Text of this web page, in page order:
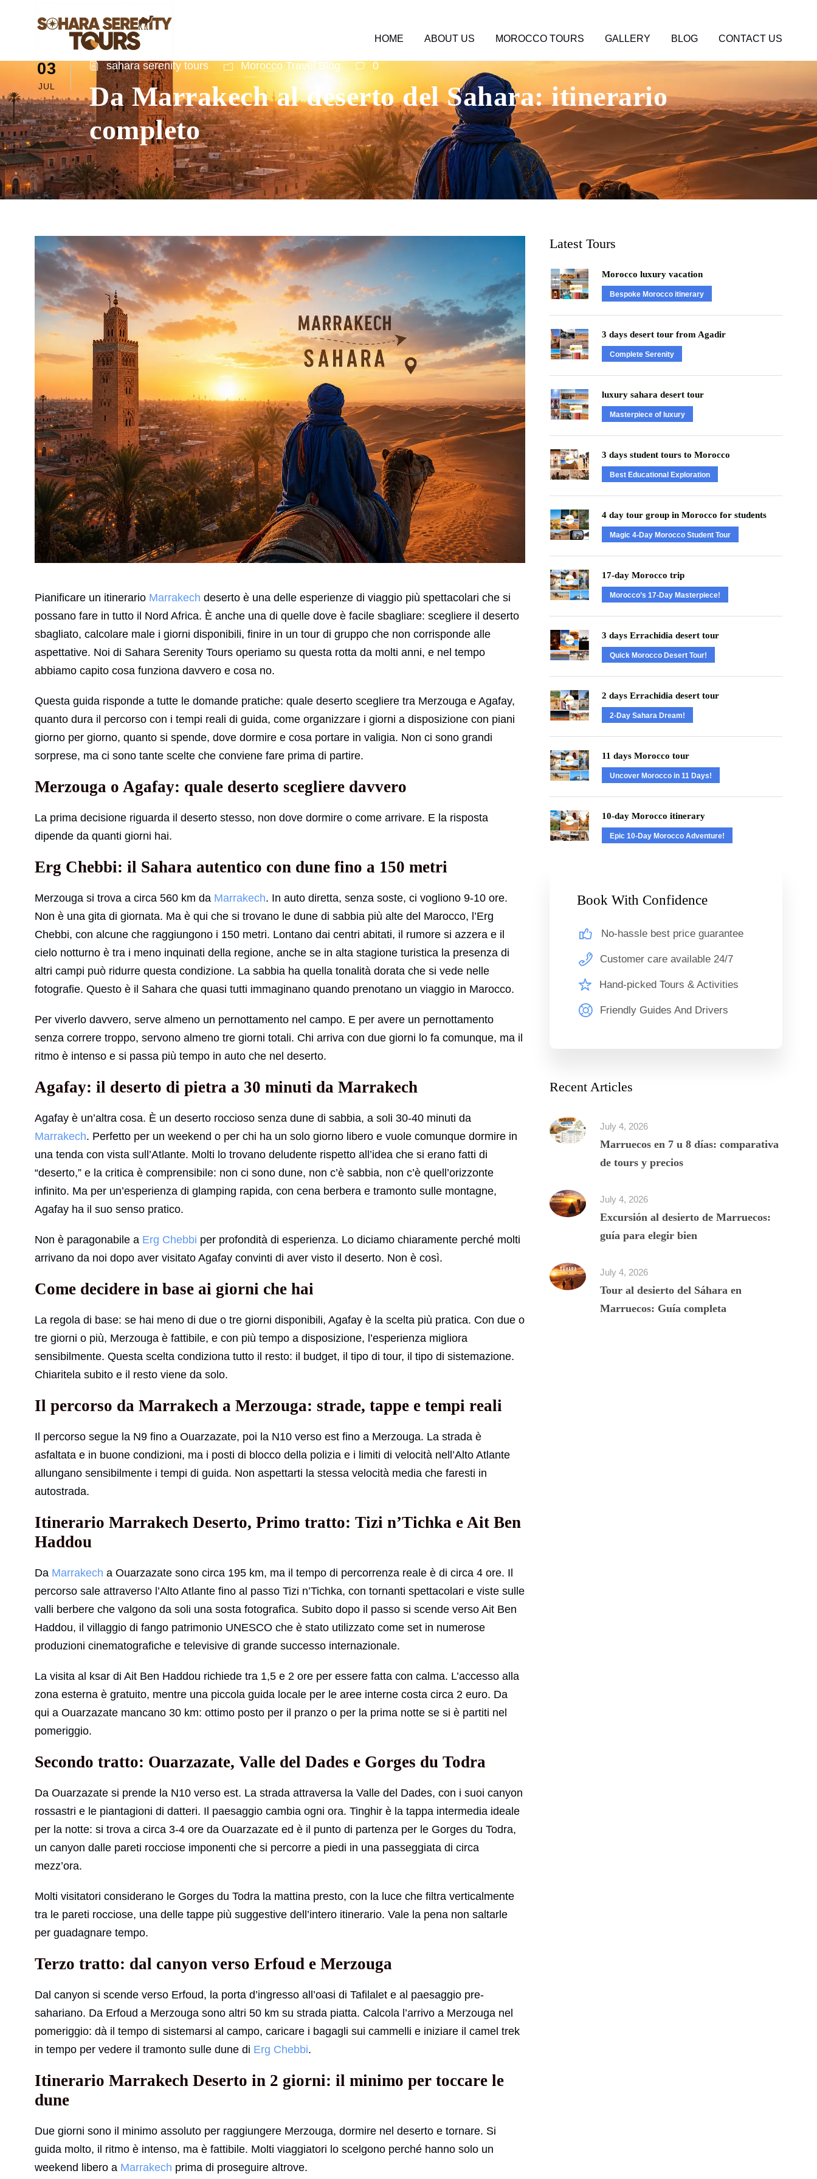
HOME ABOUT US MOROCCO TOURS GALLERY BLOG CONTACT US
03
JUL
sahara serenity tours Morocco Travel Blog 0
Da Marrakech al deserto del Sahara: itinerario
completo
Pianificare un itinerario Marrakech deserto è una delle esperienze di viaggio più spettacolari che si
possano fare in tutto il Nord Africa. È anche una di quelle dove è facile sbagliare: scegliere il deserto
sbagliato, calcolare male i giorni disponibili, finire in un tour di gruppo che non corrisponde alle
aspettative. Noi di Sahara Serenity Tours operiamo su questa rotta da molti anni, e nel tempo
abbiamo capito cosa funziona davvero e cosa no.
Questa guida risponde a tutte le domande pratiche: quale deserto scegliere tra Merzouga e Agafay,
quanto dura il percorso con i tempi reali di guida, come organizzare i giorni a disposizione con piani
giorno per giorno, quanto si spende, dove dormire e cosa portare in valigia. Non ci sono grandi
sorprese, ma ci sono tante scelte che conviene fare prima di partire.
Merzouga o Agafay: quale deserto scegliere davvero
La prima decisione riguarda il deserto stesso, non dove dormire o come arrivare. E la risposta
dipende da quanti giorni hai.
Erg Chebbi: il Sahara autentico con dune fino a 150 metri
Merzouga si trova a circa 560 km da Marrakech. In auto diretta, senza soste, ci vogliono 9-10 ore.
Non è una gita di giornata. Ma è qui che si trovano le dune di sabbia più alte del Marocco, l’Erg
Chebbi, con alcune che raggiungono i 150 metri. Lontano dai centri abitati, il rumore si azzera e il
cielo notturno è tra i meno inquinati della regione, anche se in alta stagione turistica la presenza di
altri campi può ridurre questa condizione. La sabbia ha quella tonalità dorata che si vede nelle
fotografie. Questo è il Sahara che quasi tutti immaginano quando prenotano un viaggio in Marocco.
Per viverlo davvero, serve almeno un pernottamento nel campo. E per avere un pernottamento
senza correre troppo, servono almeno tre giorni totali. Chi arriva con due giorni lo fa comunque, ma il
ritmo è intenso e si passa più tempo in auto che nel deserto.
Agafay: il deserto di pietra a 30 minuti da Marrakech
Agafay è un’altra cosa. È un deserto roccioso senza dune di sabbia, a soli 30-40 minuti da
Marrakech. Perfetto per un weekend o per chi ha un solo giorno libero e vuole comunque dormire in
una tenda con vista sull’Atlante. Molti lo trovano deludente rispetto all’idea che si erano fatti di
“deserto,” e la critica è comprensibile: non ci sono dune, non c’è sabbia, non c’è quell’orizzonte
infinito. Ma per un’esperienza di glamping rapida, con cena berbera e tramonto sulle montagne,
Agafay ha il suo senso pratico.
Non è paragonabile a Erg Chebbi per profondità di esperienza. Lo diciamo chiaramente perché molti
arrivano da noi dopo aver visitato Agafay convinti di aver visto il deserto. Non è così.
Come decidere in base ai giorni che hai
La regola di base: se hai meno di due o tre giorni disponibili, Agafay è la scelta più pratica. Con due o
tre giorni o più, Merzouga è fattibile, e con più tempo a disposizione, l’esperienza migliora
sensibilmente. Questa scelta condiziona tutto il resto: il budget, il tipo di tour, il tipo di sistemazione.
Chiaritela subito e il resto viene da solo.
Il percorso da Marrakech a Merzouga: strade, tappe e tempi reali
Il percorso segue la N9 fino a Ouarzazate, poi la N10 verso est fino a Merzouga. La strada è
asfaltata e in buone condizioni, ma i posti di blocco della polizia e i limiti di velocità nell’Alto Atlante
allungano sensibilmente i tempi di guida. Non aspettarti la stessa velocità media che faresti in
autostrada.
Itinerario Marrakech Deserto, Primo tratto: Tizi n’Tichka e Ait Ben
Haddou
Da Marrakech a Ouarzazate sono circa 195 km, ma il tempo di percorrenza reale è di circa 4 ore. Il
percorso sale attraverso l’Alto Atlante fino al passo Tizi n’Tichka, con tornanti spettacolari e viste sulle
valli berbere che valgono da soli una sosta fotografica. Subito dopo il passo si scende verso Ait Ben
Haddou, il villaggio di fango patrimonio UNESCO che è stato utilizzato come set in numerose
produzioni cinematografiche e televisive di grande successo internazionale.
La visita al ksar di Ait Ben Haddou richiede tra 1,5 e 2 ore per essere fatta con calma. L’accesso alla
zona esterna è gratuito, mentre una piccola guida locale per le aree interne costa circa 2 euro. Da
qui a Ouarzazate mancano 30 km: ottimo posto per il pranzo o per la prima notte se si è partiti nel
pomeriggio.
Secondo tratto: Ouarzazate, Valle del Dades e Gorges du Todra
Da Ouarzazate si prende la N10 verso est. La strada attraversa la Valle del Dades, con i suoi canyon
rossastri e le piantagioni di datteri. Il paesaggio cambia ogni ora. Tinghir è la tappa intermedia ideale
per la notte: si trova a circa 3-4 ore da Ouarzazate ed è il punto di partenza per le Gorges du Todra,
un canyon dalle pareti rocciose imponenti che si percorre a piedi in una passeggiata di circa
mezz’ora.
Molti visitatori considerano le Gorges du Todra la mattina presto, con la luce che filtra verticalmente
tra le pareti rocciose, una delle tappe più suggestive dell’intero itinerario. Vale la pena non saltarle
per guadagnare tempo.
Terzo tratto: dal canyon verso Erfoud e Merzouga
Dal canyon si scende verso Erfoud, la porta d’ingresso all’oasi di Tafilalet e al paesaggio pre-
sahariano. Da Erfoud a Merzouga sono altri 50 km su strada piatta. Calcola l’arrivo a Merzouga nel
pomeriggio: dà il tempo di sistemarsi al campo, caricare i bagagli sui cammelli e iniziare il camel trek
in tempo per vedere il tramonto sulle dune di Erg Chebbi.
Itinerario Marrakech Deserto in 2 giorni: il minimo per toccare le
dune
Due giorni sono il minimo assoluto per raggiungere Merzouga, dormire nel deserto e tornare. Si
guida molto, il ritmo è intenso, ma è fattibile. Molti viaggiatori lo scelgono perché hanno solo un
weekend libero a Marrakech prima di proseguire altrove.
Latest Tours
Morocco luxury vacation
Bespoke Morocco itinerary
3 days desert tour from Agadir
Complete Serenity
luxury sahara desert tour
Masterpiece of luxury
3 days student tours to Morocco
Best Educational Exploration
4 day tour group in Morocco for students
Magic 4-Day Morocco Student Tour
17-day Morocco trip
Morocco’s 17-Day Masterpiece!
3 days Errachidia desert tour
Quick Morocco Desert Tour!
2 days Errachidia desert tour
2-Day Sahara Dream!
11 days Morocco tour
Uncover Morocco in 11 Days!
10-day Morocco itinerary
Epic 10-Day Morocco Adventure!
Book With Confidence
No-hassle best price guarantee
Customer care available 24/7
Hand-picked Tours & Activities
Friendly Guides And Drivers
Recent Articles
July 4, 2026
Marruecos en 7 u 8 días: comparativa
de tours y precios
July 4, 2026
Excursión al desierto de Marruecos:
guía para elegir bien
July 4, 2026
Tour al desierto del Sáhara en
Marruecos: Guía completa